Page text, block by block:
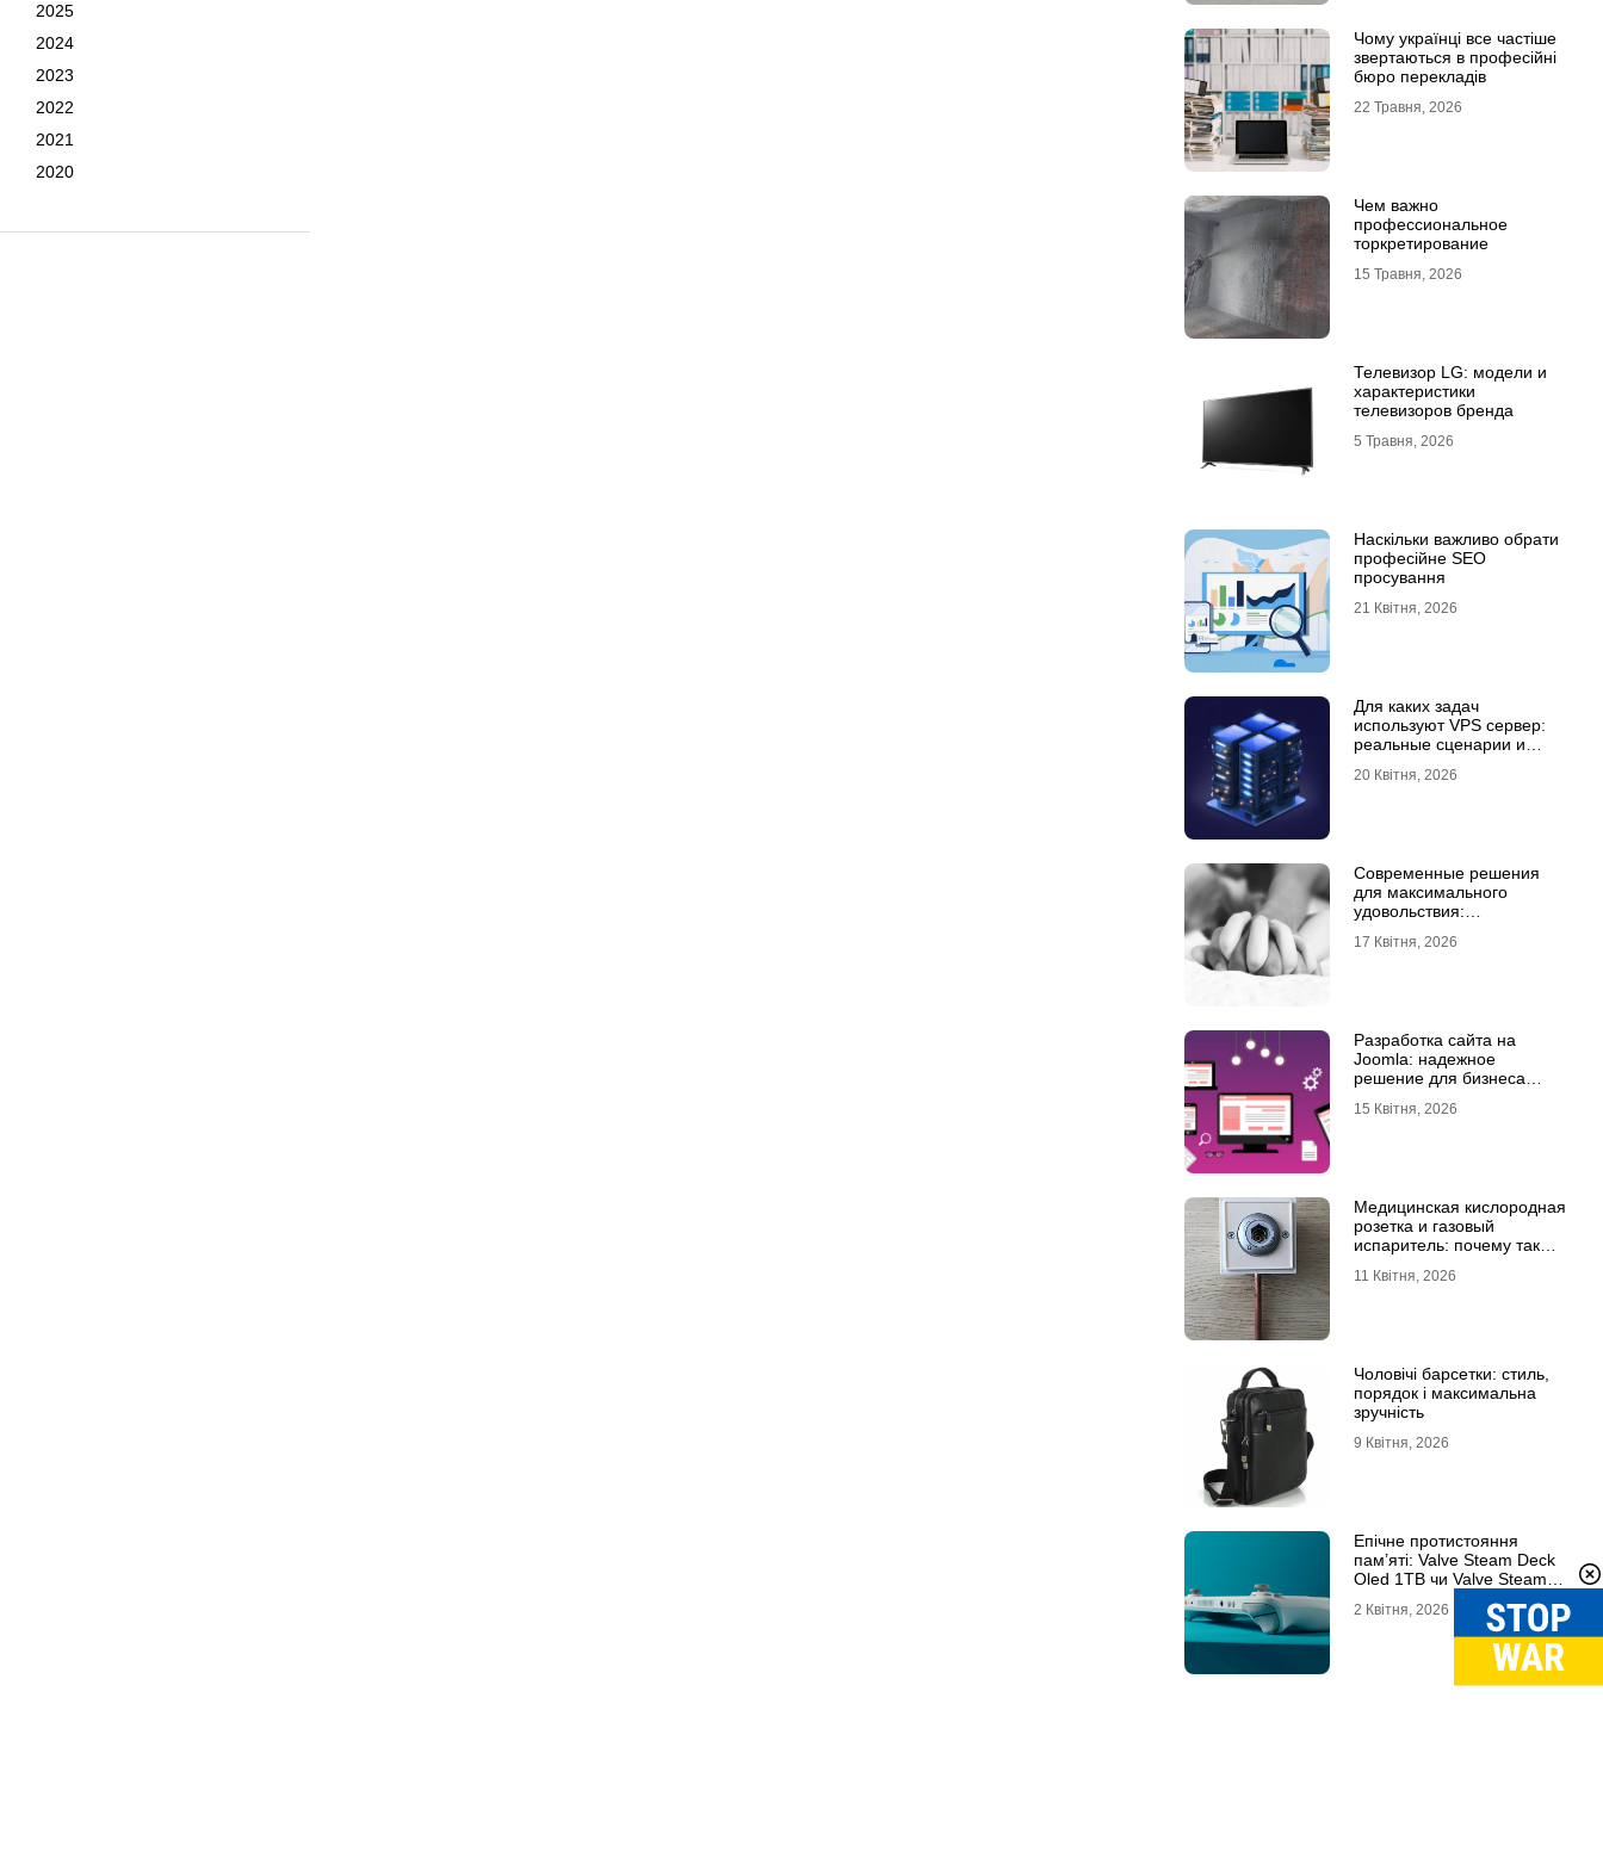
2025
2024
2023
2022
2021
2020
Чому українці все частіше
звертаються в професійні
бюро перекладів
22 Травня, 2026
Чем важно
профессиональное
торкретирование
15 Травня, 2026
Телевизор LG: модели и
характеристики
телевизоров бренда
5 Травня, 2026
Наскільки важливо обрати
професійне SEO
просування
21 Квітня, 2026
Для каких задач
используют VPS сервер:
реальные сценарии и
20 Квітня, 2026
Современные решения
для максимального
удовольствия:
и Womanizer для женщин
17 Квітня, 2026
Разработка сайта на
Joomla: надежное
решение для бизнеса
15 Квітня, 2026
Медицинская кислородная
розетка и газовый
испаритель: почему так
качественное
11 Квітня, 2026
Чоловічі барсетки: стиль,
порядок і максимальна
зручність
9 Квітня, 2026
Епічне протистояння
пам’яті: Valve Steam Deck
Oled 1TB чи Valve Steam
2 Квітня, 2026